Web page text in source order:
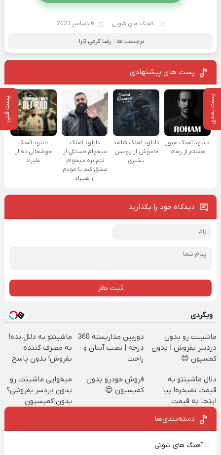
پست بعدی پست قبلی
آهنگ های شوتی 6 دسامبر 2023
برچسب ها : رضا کرمی تارا
پست های پیشنهادی
دانلود آهنگ هنوز
هستم از رهام
دانلود آهنگ شاهد
خاموش از یونس
بشیری
دانلود آهنگ
میخوام خستگی از
تنم بره میخوام
عشق کنم با خودم
از علیراد
دانلود آهنگ
خوشحالی نه از
علیراد
دیدگاه خود را بگذارید
ثبت نظر
وبگردی
ماشینت رو بدون
دردسر بفروش | بدون
کمسیون 😍
دوربین مداربسته 360
درجه | نصب آسان و
راحت
ماشینتو به دلال نده!
به مصرف کننده
بفروش! بدون پاسخ
دلال ماشینتو به
قیمت نمیخره! بیا
اینجا به قیمت
بفروش*فقط خریدار
واقعی*
فروش خودرو بدون
کمیسیون 😍
میخوایی ماشینت رو
بدون دردسر بفروشی؟
بدون کمیسیون
دسته‌بندی‌ها
آهنگ های شوتی